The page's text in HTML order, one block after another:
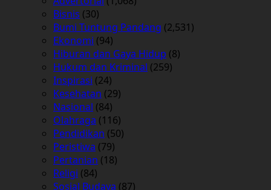
Bisnis (30)
Bumi Tuntung Pandang (2,531)
Ekonomi (94)
Hiburan dan Gaya Hidup (8)
Hukum dan Kriminal (259)
Inspirasi (24)
Kesehatan (29)
Nasional (84)
Olahraga (116)
Pendidikan (50)
Peristiwa (79)
Pertanian (18)
Religi (84)
Sosial Budaya (87)